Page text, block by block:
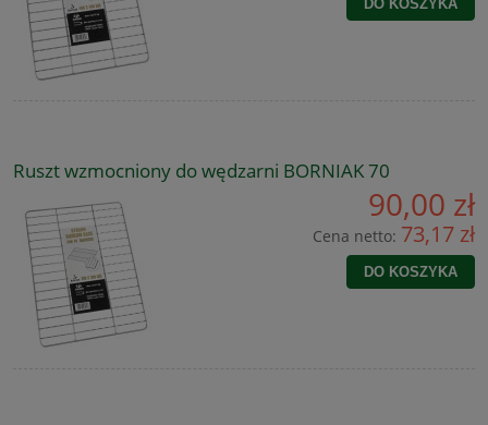
DO KOSZYKA
Ruszt wzmocniony do wędzarni BORNIAK 70
90,00 zł
Cena netto: 73,17 zł
DO KOSZYKA